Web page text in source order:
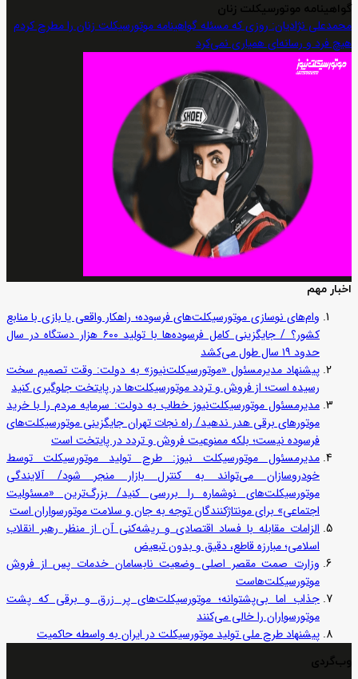
گواهینامه موتورسیکلت زنان
محمدعلی نژادیان: روزی که مسئله گواهینامه موتورسیکلت زنان را مطرح کردم
هیچ فرد و رسانه‌ای همیاری نمی‌کرد
اخبار مهم
وام‌های نوسازی موتورسیکلت‌های فرسوده؛ راهکار واقعی یا بازی با منابع
کشور؟ / جایگزینی کامل فرسوده‌ها با تولید ۶۰۰ هزار دستگاه در سال
حدود ۱۹ سال طول می‌کشد
پیشنهاد مدیرمسئول «موتورسیکلت‌نیوز» به دولت: وقت تصمیم سخت
رسیده است؛ از فروش و تردد موتورسیکلت‌ها در پایتخت جلوگیری کنید
مدیرمسئول موتورسیکلت‌نیوز خطاب به دولت: سرمایه مردم را با خرید
موتورهای برقی هدر ندهید/ راه نجات تهران جایگزینی موتورسیکلت‌های
فرسوده نیست؛ بلکه ممنوعیت فروش و تردد در پایتخت است
مدیرمسئول موتورسیکلت نیوز: طرح تولید موتورسیکلت توسط
خودروسازان می‌تواند به کنترل بازار منجر شود/ آلایندگی
موتورسیکلت‌های نوشماره را بررسی کنید/ بزرگ‌ترین «مسئولیت
اجتماعی» برای مونتاژکنندگان توجه به جان و سلامت موتورسواران است
الزامات مقابله با فساد اقتصادی و ریشه‌کنی آن از منظر رهبر انقلاب
اسلامی؛ مبارزه قاطع، دقیق و بدون تبعیض
وزارت صمت مقصر اصلی وضعیت نابسامان خدمات پس از فروش
موتورسیکلت‌هاست
جذاب اما بی‌پشتوانه؛ موتورسیکلت‌های پر زرق‌ و برقی که پشت
موتورسواران را خالی می‌کنند
پیشنهاد طرح ملی تولید موتورسیکلت در ایران به واسطه حاکمیت
وب‌گردی